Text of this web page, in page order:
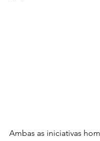
Ambas as iniciativas